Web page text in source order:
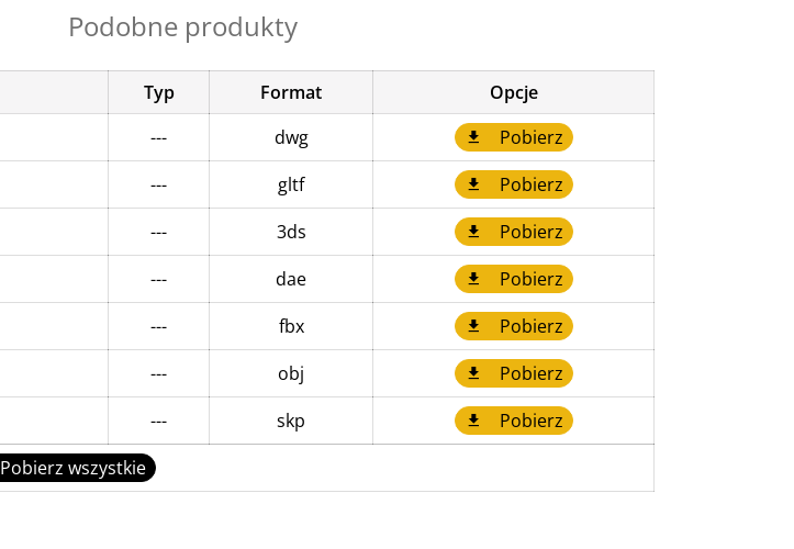
Podobne produkty
Typ Format
Opcje
--- dwg Pobierz
--- gltf Pobierz
--- 3ds Pobierz
--- dae Pobierz
--- fbx Pobierz
--- obj Pobierz
--- skp
Pobierz
Pobierz wszystkie